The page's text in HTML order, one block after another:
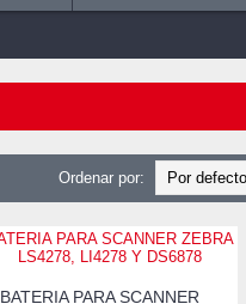
Ordenar por:
BATERIA PARA SCANNER